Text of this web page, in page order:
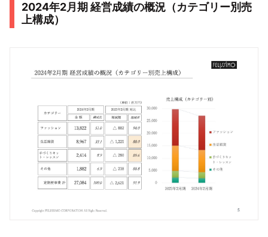
2024年2月期 経営成績の概況（カテゴリー別売
上構成）